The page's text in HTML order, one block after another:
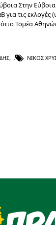
Στην Εύβοια
τις
Τομέα
, ΝΊΚΟΣ